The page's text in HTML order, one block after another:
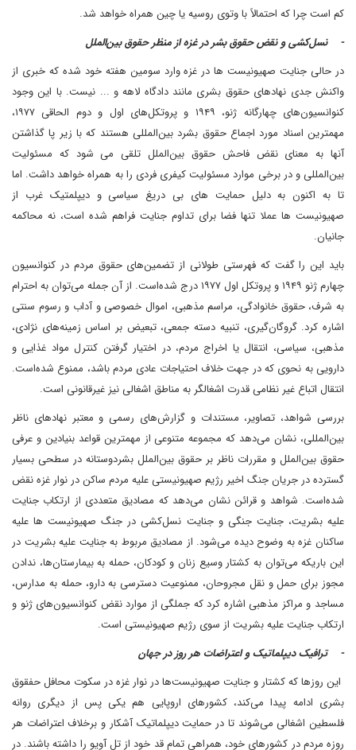
کم است چرا که احتمالاً با وتوی روسیه یا چین همراه خواهد شد.
- نسل‌کشی و نقض حقوق بشر در غزه از منظر حقوق بین‌الملل
در حالی جنایت صهیونیست ها در غزه وارد سومین هفته خود شده که خبری از
واکنش جدی نهادهای حقوق بشری مانند دادگاه لاهه و ... نیست. با این وجود
کنوانسیون‌های چهارگانه ژنو، ۱۹۴۹ و پروتکل‌های اول و دوم الحاقی ۱۹۷۷،
مهمترین اسناد مورد اجماع حقوق بشرد بین‌المللی هستند که با زیر پا گذاشتن
آنها به معنای نقض فاحش حقوق بین‌الملل تلقی می شود که مسئولیت
بین‌المللی و در برخی موارد مسئولیت کیفری فردی را به همراه خواهد داشت. اما
تا به اکنون به دلیل حمایت های بی دریغ سیاسی و دیپلمتیک غرب از
صهیونیست ها عملا تنها فضا برای تداوم جنایت فراهم شده است، نه محاکمه
جانیان.
باید این را گفت که فهرستی طولانی از تضمین‌های حقوق مردم در کنوانسیون
چهارم ژنو ۱۹۴۹ و پروتکل اول ۱۹۷۷ درج شده‌است. از آن جمله می‌توان به احترام
به شرف، حقوق خانوادگی، مراسم مذهبی، اموال خصوصی و آداب و رسوم سنتی
اشاره کرد. گروگان‌گیری، تنبیه دسته جمعی، تبعیض بر اساس زمینه‌های نژادی،
مذهبی، سیاسی، انتقال یا اخراج مردم، در اختیار گرفتن کنترل مواد غذایی و
دارویی به نحوی که در جهت خلاف احتیاجات عادی مردم باشد، ممنوع شده‌است.
انتقال اتباع غیر نظامی قدرت اشغالگر به مناطق اشغالی نیز غیرقانونی است.
بررسی شواهد، تصاویر، مستندات و گزارش‌های رسمی و معتبر نهادهای ناظر
بین‌المللی، نشان می‌دهد که مجموعه متنوعی از مهمترین قواعد بنیادین و عرفی
حقوق بین‌الملل و مقررات ناظر بر حقوق بین‌الملل بشردوستانه در سطحی بسیار
گسترده در جریان جنگ اخیر رژیم صهیونیستی علیه مردم ساکن در نوار غزه نقض
شده‌است. شواهد و قرائن نشان می‌دهد که مصادیق متعددی از ارتکاب جنایت
علیه بشریت، جنایت جنگی و جنایت نسل‌کشی در جنگ صهیونیست ها علیه
ساکنان غزه به وضوح دیده می‌شود. از مصادیق مربوط به جنایت علیه بشریت در
این باریکه می‌توان به کشتار وسیع زنان و کودکان، حمله به بیمارستان‌ها، ندادن
مجوز برای حمل و نقل مجروحان، ممنوعیت دسترسی به دارو، حمله به مدارس،
مساجد و مراکز مذهبی اشاره کرد که جملگی از موارد نقض کنوانسیون‌های ژنو و
ارتکاب جنایت علیه بشریت از سوی رژیم صهیونیستی است.
- ترافیک دیپلماتیک و اعتراضات هر روز در جهان
این روزها که کشتار و جنایت صهیونیست‌ها در نوار غزه در سکوت محافل حفقوق
بشری ادامه پیدا می‌کند، کشورهای اروپایی هم یکی پس از دیگری روانه
فلسطین اشغالی می‌شوند تا در حمایت دیپلماتیک آشکار و برخلاف اعتراضات هر
روزه مردم در کشورهای خود، همراهی تمام قد خود از تل آویو را داشته باشند. در